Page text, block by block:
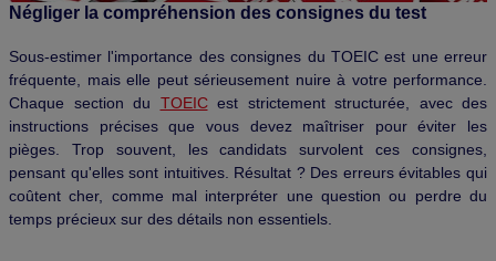
Négliger la compréhension des consignes du test
Sous-estimer l'importance des consignes du TOEIC est une erreur
fréquente, mais elle peut sérieusement nuire à votre performance.
Chaque section du TOEICest strictement structurée, avec des
instructions précises que vous devez maîtriser pour éviter les
pièges. Trop souvent, les candidats survolent ces consignes,
pensant qu'elles sont intuitives. Résultat ? Des erreurs évitables qui
coûtent cher, comme mal interpréter une question ou perdre du
temps précieux sur des détails non essentiels.